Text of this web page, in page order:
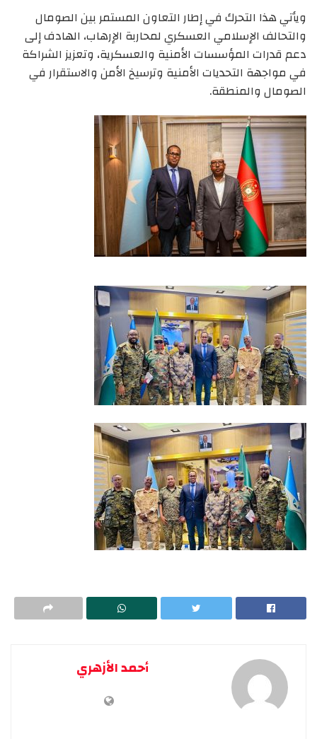
ويأتي هذا التحرك في إطار التعاون المستمر بين الصومال
والتحالف الإسلامي العسكري لمحاربة الإرهاب، الهادف إلى
دعم قدرات المؤسسات الأمنية والعسكرية، وتعزيز الشراكة
في مواجهة التحديات الأمنية وترسيخ الأمن والاستقرار في
الصومال والمنطقة.
أحمد الأزهري